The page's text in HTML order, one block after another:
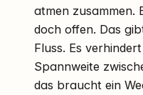
atmen zusammen.
doch offen. Das
Fluss. Es
Spannweite
das braucht ein